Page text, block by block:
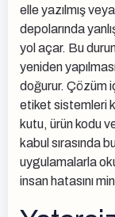
elle yazılmış
depolarında
yol açar. Bu
yeniden
doğurur. Çözüm
etiket sistemleri
kutu, ürün kodu
kabul sırasında
uygulamalarla
insan hatasını